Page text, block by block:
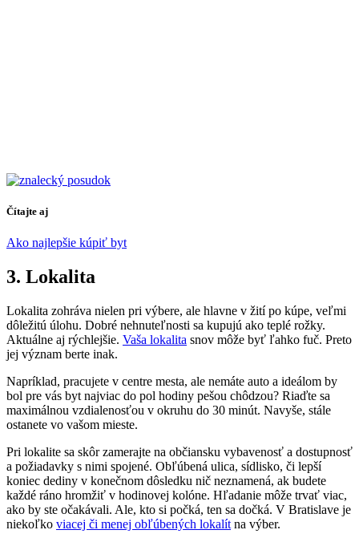
Čítajte aj
Ako najlepšie kúpiť byt
3. Lokalita
Lokalita zohráva nielen pri výbere, ale hlavne v žití po kúpe, veľmi
dôležitú úlohu. Dobré nehnuteľnosti sa kupujú ako teplé rožky.
Aktuálne aj rýchlejšie. Vaša lokalita snov môže byť ľahko fuč. Preto
jej význam berte inak.
Napríklad, pracujete v centre mesta, ale nemáte auto a ideálom by
bol pre vás byt najviac do pol hodiny pešou chôdzou? Riaďte sa
maximálnou vzdialenosťou v okruhu do 30 minút. Navyše, stále
ostanete vo vašom mieste.
Pri lokalite sa skôr zamerajte na občiansku vybavenosť a dostupnosť
a požiadavky s nimi spojené. Obľúbená ulica, sídlisko, či lepší
koniec dediny v konečnom dôsledku nič neznamená, ak budete
každé ráno hromžiť v hodinovej kolóne. Hľadanie môže trvať viac,
ako by ste očakávali. Ale, kto si počká, ten sa dočká. V Bratislave je
niekoľko viacej či menej obľúbených lokalít na výber.